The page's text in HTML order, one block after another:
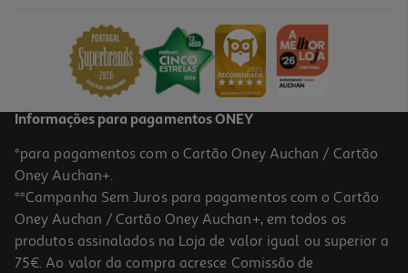
Informações para pagamentos ONEY
*para pagamentos com o Cartão Oney Auchan / Cartão
Oney Auchan+.
**Campanha Sem Juros para pagamentos com o Cartão
Oney Auchan / Cartão Oney Auchan+, em todos os
produtos assinalados na Loja de valor igual ou superior a
75€. Ao valor da compra acresce Comissão de